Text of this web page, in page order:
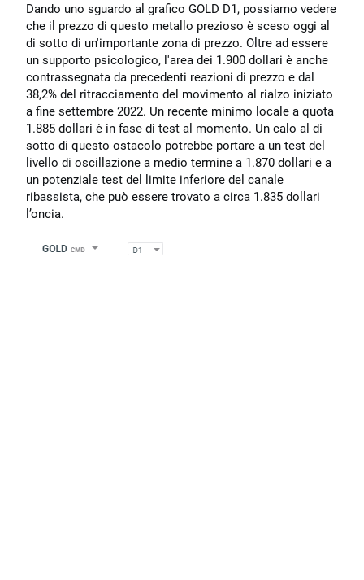
Dando uno sguardo al grafico GOLD D1, possiamo vedere
che il prezzo di questo metallo prezioso è sceso oggi al
di sotto di un'importante zona di prezzo. Oltre ad essere
un supporto psicologico, l'area dei 1.900 dollari è anche
contrassegnata da precedenti reazioni di prezzo e dal
38,2% del ritracciamento del movimento al rialzo iniziato
a fine settembre 2022. Un recente minimo locale a quota
1.885 dollari è in fase di test al momento. Un calo al di
sotto di questo ostacolo potrebbe portare a un test del
livello di oscillazione a medio termine a 1.870 dollari e a
un potenziale test del limite inferiore del canale
ribassista, che può essere trovato a circa 1.835 dollari
l’oncia.